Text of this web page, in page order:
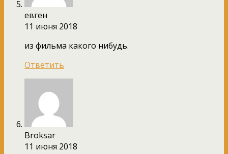
евген
11 июня 2018
из фильма какого нибудь.
Ответить
Broksar
11 июня 2018